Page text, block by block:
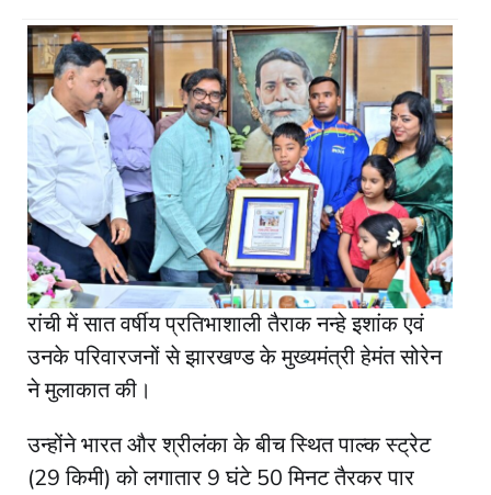
रांची में सात वर्षीय प्रतिभाशाली तैराक नन्हे इशांक एवं
उनके परिवारजनों से झारखण्ड के मुख्यमंत्री हेमंत सोरेन
ने मुलाकात की।
उन्होंने भारत और श्रीलंका के बीच स्थित पाल्क स्ट्रेट
(29 किमी) को लगातार 9 घंटे 50 मिनट तैरकर पार